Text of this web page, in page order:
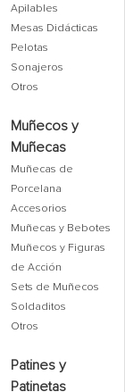
Apilables
Mesas Didácticas
Pelotas
Sonajeros
Otros
Muñecos y
Muñecas
Muñecas de
Porcelana
Accesorios
Muñecas y Bebotes
Muñecos y Figuras
de Acción
Sets de Muñecos
Soldaditos
Otros
Patines y
Patinetas